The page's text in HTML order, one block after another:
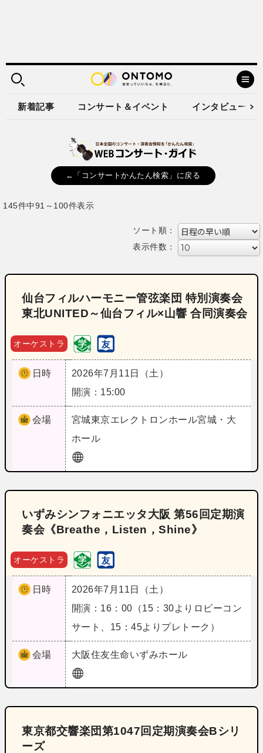
新着記事 コンサート＆イベント インタビュー
←「コンサートかんたん検索」に戻る
145件中91～100件表示
ソート順：
表示件数：
仙台フィルハーモニー管弦楽団 特別演奏会
東北UNITED～仙台フィル×山響 合同演奏会
オーケストラ
日時
2026年7月11日（土）
開演：15:00
会場 宮城東京エレクトロンホール宮城・大
ホール
いずみシンフォニエッタ大阪 第56回定期演
奏会《Breathe，Listen，Shine》
オーケストラ
日時
2026年7月11日（土）
開演：16：00（15：30よりロビーコン
サート、15：45よりプレトーク）
会場 大阪住友生命いずみホール
東京都交響楽団第1047回定期演奏会Bシリ
ーズ